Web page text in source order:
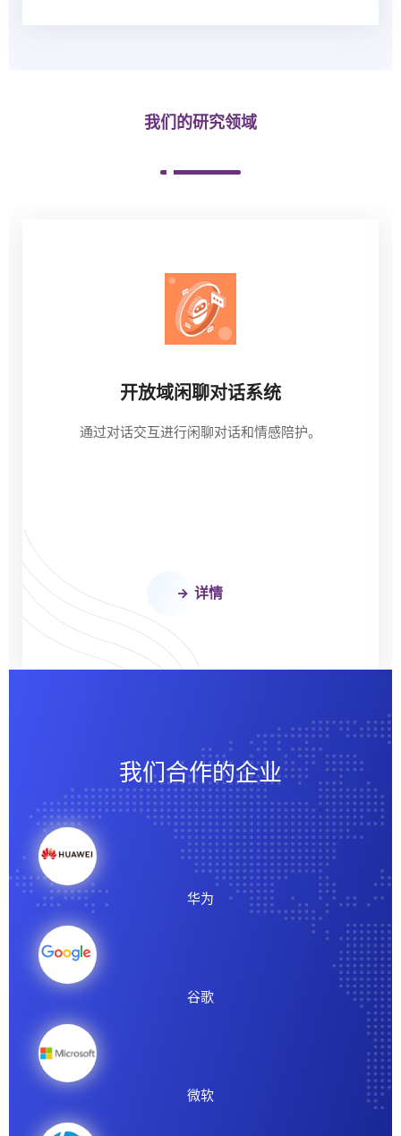
我们的研究领域
开放域闲聊对话系统
通过对话交互进行闲聊对话和情感陪护。
详情
我们合作的企业
华为
谷歌
微软